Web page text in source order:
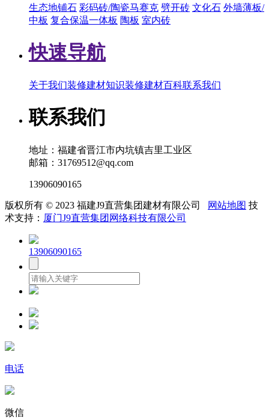
生态地铺石 彩码砖/陶瓷马赛克 劈开砖 文化石 外墙薄板/
中板 复合保温一体板 陶板 室内砖
快速导航
关于我们装修建材知识装修建材百科联系我们
联系我们
地址：福建省晋江市内坑镇吉里工业区
邮箱：31769512@qq.com
13906090165
版权所有 © 2023 福建J9直营集团建材有限公司 网站地图 技
术支持： 厦门J9直营集团网络科技有限公司
13906090165
电话
微信